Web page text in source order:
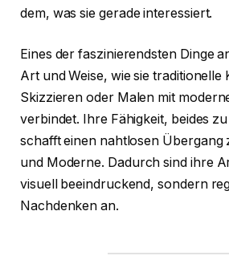
dem, was sie gerade interessiert.
Eines der faszinierendsten Dinge
Art und Weise, wie sie traditionelle
Skizzieren oder Malen mit
verbindet. Ihre Fähigkeit, beides
schafft einen nahtlosen Übergang
und Moderne. Dadurch sind ihre
visuell beeindruckend, sondern
Nachdenken an.